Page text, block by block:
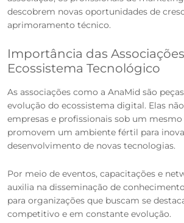
descobrem novas oportunidades de
aprimoramento técnico.
Importância das
Ecossistema Tecnológico
As associações como a AnaMid são
evolução do ecossistema digital. Elas
empresas e profissionais sob um
promovem um ambiente fértil para
desenvolvimento de novas tecnologias.
Por meio de eventos, capacitações e
auxilia na disseminação de
para organizações que buscam se
competitivo e em constante evolução.